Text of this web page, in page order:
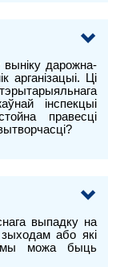
дарожна-
арганізацыі. Ці
інспекцыі
правесці
выпадку на
або які
можа быць